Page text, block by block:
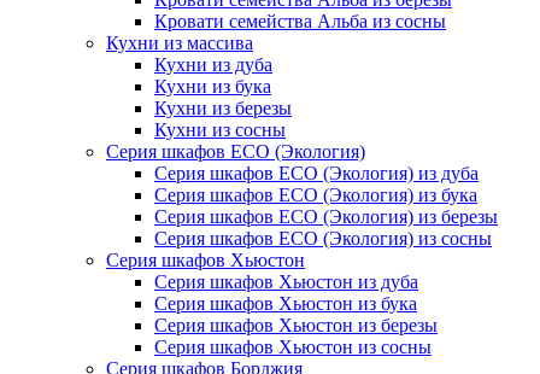
Кровати семейства Альба из сосны
Кухни из массива
Кухни из дуба
Кухни из бука
Кухни из березы
Кухни из сосны
Серия шкафов ECO (Экология)
Серия шкафов ECO (Экология) из дуба
Серия шкафов ECO (Экология) из бука
Серия шкафов ECO (Экология) из березы
Серия шкафов ECO (Экология) из сосны
Серия шкафов Хьюстон
Серия шкафов Хьюстон из дуба
Серия шкафов Хьюстон из бука
Серия шкафов Хьюстон из березы
Серия шкафов Хьюстон из сосны
Серия шкафов Борджия